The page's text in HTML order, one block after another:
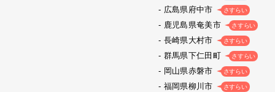
広島県府中市 さすらい
鹿児島県奄美市 さすらい
長崎県大村市 さすらい
群馬県下仁田町 さすらい
岡山県赤磐市 さすらい
福岡県柳川市 さすらい